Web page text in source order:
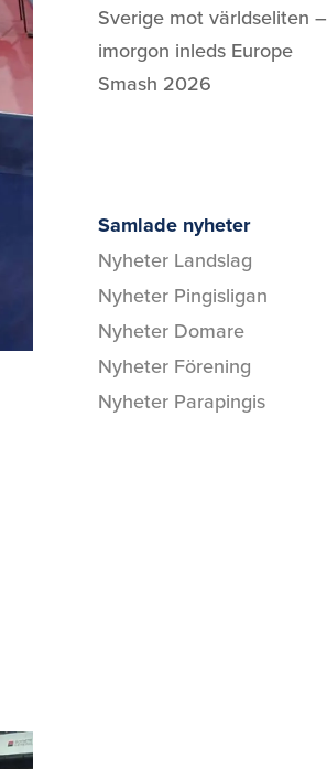
Sverige mot världseliten –
imorgon inleds Europe
Smash 2026
Samlade nyheter
Nyheter Landslag
Nyheter Pingisligan
Nyheter Domare
Nyheter Förening
Nyheter Parapingis